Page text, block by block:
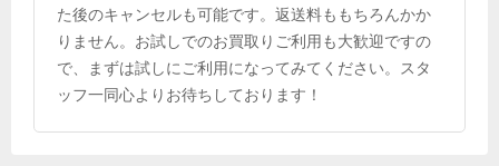
た後のキャンセルも可能です。返送料ももちろんかか
りません。お試しでのお買取りご利用も大歓迎ですの
で、まずは試しにご利用になってみてください。スタ
ッフ一同心よりお待ちしております！